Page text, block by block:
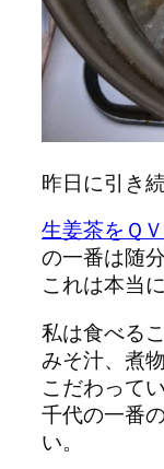
昨日に引き続
生姜茶をＱ
の一番は随
これは本当
私は食べる
みそ汁、煮
こだわってい
千代の一番
い。